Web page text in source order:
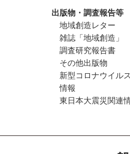
出版物・調査報告等
地域創造レター
雑誌「地域創造」
調査研究報告書
その他出版物
新型コロナウイル
情報
東日本大震災関連